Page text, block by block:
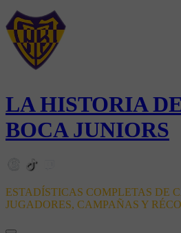
LA HISTORIA
BOCA JUNIORS
ESTADÍSTICAS COMPLETAS DE
JUGADORES, CAMPAÑAS Y